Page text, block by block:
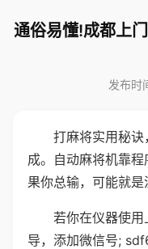
通俗易懂!成都上
发布时
打麻将实用秘
成。自动麻将机靠
果你总输，可能就是
若你在仪器使
导，添加微信号;